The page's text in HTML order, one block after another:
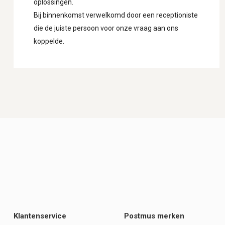
oplossingen.
Bij binnenkomst verwelkomd door een receptioniste
die de juiste persoon voor onze vraag aan ons
koppelde.
Klantenservice
Postmus merken